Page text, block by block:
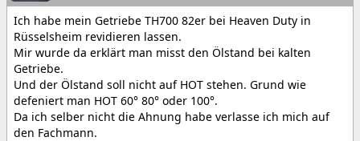
Ich habe mein Getriebe TH700 82er bei Heaven Duty in
Rüsselsheim revidieren lassen.
Mir wurde da erklärt man misst den Ölstand bei kalten
Getriebe.
Und der Ölstand soll nicht auf HOT stehen. Grund wie
defeniert man HOT 60° 80° oder 100°.
Da ich selber nicht die Ahnung habe verlasse ich mich auf
den Fachmann.